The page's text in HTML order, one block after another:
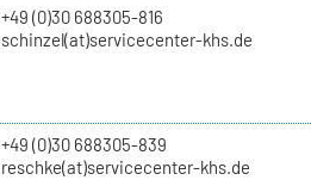
+49 (0)30 688305-816
schinzel(at)servicecenter-khs.de
+49 (0)30 688305-839
reschke(at)servicecenter-khs.de